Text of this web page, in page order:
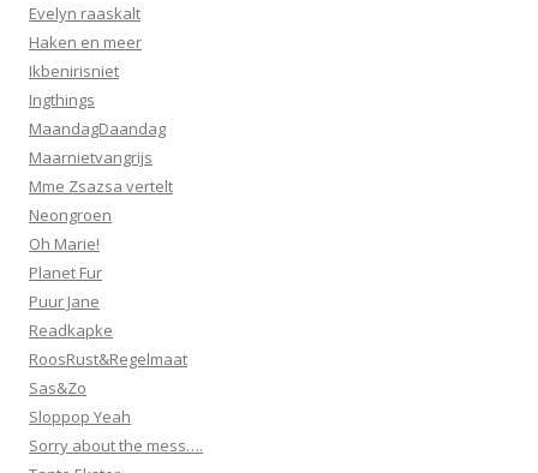
Evelyn raaskalt
Haken en meer
Ikbenirisniet
Ingthings
MaandagDaandag
Maarnietvangrijs
Mme Zsazsa vertelt
Neongroen
Oh Marie!
Planet Fur
Puur Jane
Readkapke
RoosRust&Regelmaat
Sas&Zo
Sloppop Yeah
Sorry about the mess….